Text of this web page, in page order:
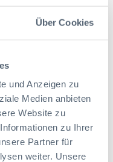
Über Cookies
und Anzeigen zu
Medien anbieten
Website zu
zu Ihrer
Partner für
weiter. Unsere
d'arrimage
08
1 porte